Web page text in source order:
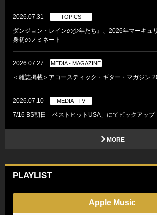
2026.07.31 TOPICS
ダンジョン・レインの少年たち』、2026年マーキュ
身初のノミネート
2026.07.27 MEDIA - MAGAZINE
＜雑誌掲載＞アコースティック・ギター・マガジン
2026.07.10 MEDIA - TV
7/16 BS朝日「ベストヒットUSA」にてピックアップ
MORE
PLAYLIST
Apple Music